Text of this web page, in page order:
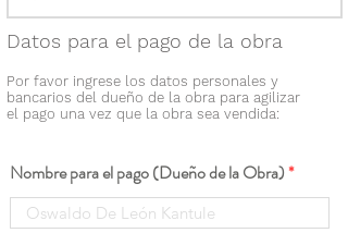
Datos para el pago de la obra
Por favor ingrese los datos personales y
bancarios del dueño de la obra para agilizar
el pago una vez que la obra sea vendida:
Nombre para el pago (Dueño de la Obra)